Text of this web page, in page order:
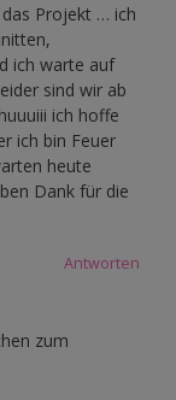
Projekt … ich
ich warte auf
sind wir ab
ich hoffe
ich bin Feuer
heute
Dank für die
Antworten
zum